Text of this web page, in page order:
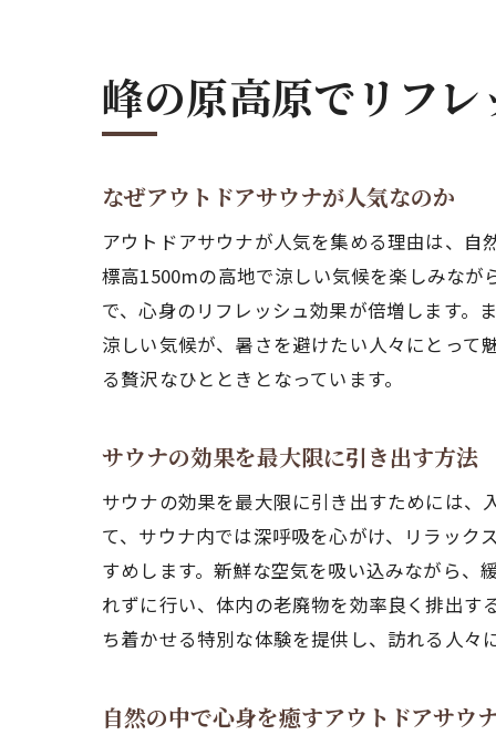
峰の原高原でリフ
なぜアウトドアサウナが人気なのか
アウトドアサウナが人気を集める理由は、
標高1500mの高地で涼しい気候を楽しみな
で、心身のリフレッシュ効果が倍増します。
涼しい気候が、暑さを避けたい人々にとって
る贅沢なひとときとなっています。
サウナの効果を最大限に引き出す方法
サウナの効果を最大限に引き出すためには、
て、サウナ内では深呼吸を心がけ、リラック
すめします。新鮮な空気を吸い込みながら、
れずに行い、体内の老廃物を効率良く排出
ち着かせる特別な体験を提供し、訪れる人々
自然の中で心身を癒すアウトドアサウ